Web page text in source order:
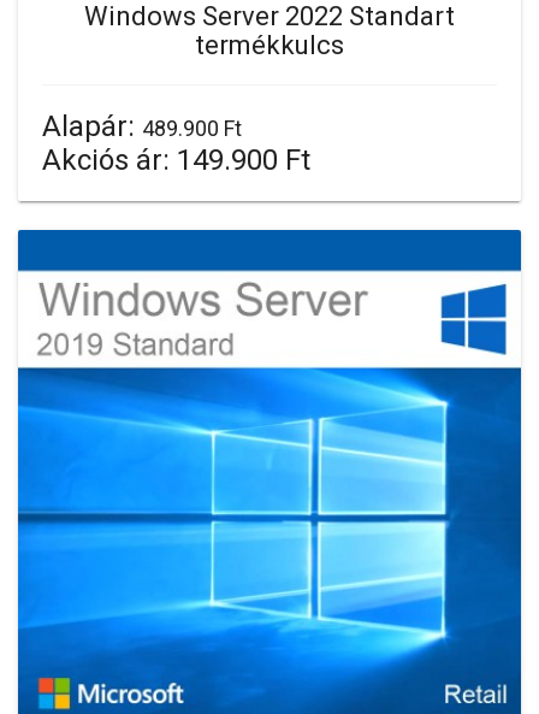
Windows Server 2022 Standart
termékkulcs
Alapár: 489.900 Ft
Akciós ár: 149.900 Ft